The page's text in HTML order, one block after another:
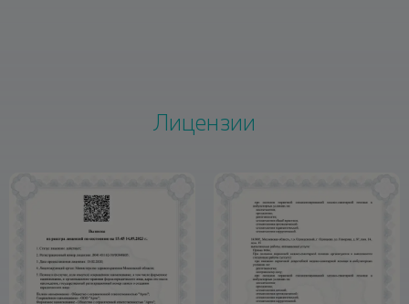
Лицензии